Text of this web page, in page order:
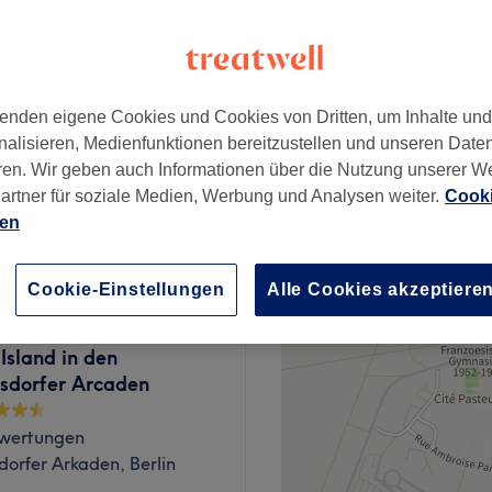
ab 22,50 €
ab 37 €
in den
Arcaden
Arkaden, Berlin
eigene Cookies und Cookies von Dritten, um Inhalte
Medienfunktionen bereitzustellen und unseren
Wir geben auch Informationen über die Nutzung unserer
für soziale Medien, Werbung und Analysen weiter.
Cookie-Einstellungen Alle Cookies akzeptieren